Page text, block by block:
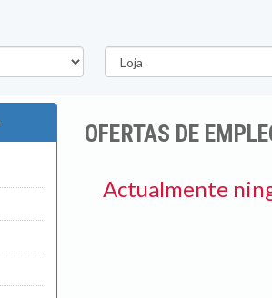
Provincia
OFERTAS DE
Actualmente